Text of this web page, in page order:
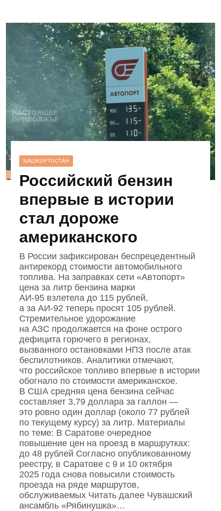
БАШКОРТОСТАН
Российский бензин
впервые в истории
стал дороже
американского
В России зафиксирован беспрецедентный
антирекорд стоимости автомобильного
топлива. На заправках сети «Автопорт»
цена за литр бензина марки
АИ‑95 взлетела до 115 рублей,
а за АИ‑92 теперь просят 105 рублей.
Стремительное удорожание
на АЗС продолжается на фоне острого
дефицита горючего в регионах,
вызванного остановками НПЗ после атак
беспилотников. Аналитики отмечают,
что российское топливо впервые в истории
обогнало по стоимости американское.
В США средняя цена бензина сейчас
составляет 3,79 доллара за галлон —
это ровно один доллар (около 77 рублей
по текущему курсу) за литр. Материалы
по теме: В Саратове очередное
повышение цен на проезд в маршрутках:
до 48 рублей Согласно опубликованному
реестру, в Саратове с 9 и 10 октября
2025 года снова повысили стоимость
проезда на ряде маршрутов,
обслуживаемых Читать далее Чувашский
ансамбль «Рябинушка»…